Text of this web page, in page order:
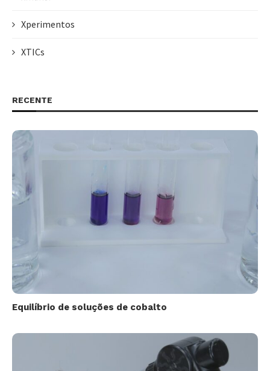
Xperimentos
XTICs
RECENTE
Equilíbrio de soluções de cobalto